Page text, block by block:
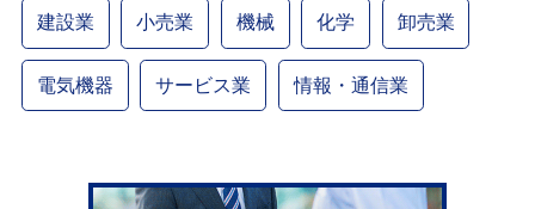
建設業 小売業 機械 化学 卸売業
電気機器 サービス業 情報・通信業